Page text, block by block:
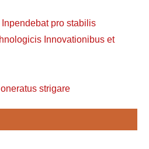
pro stabilis
Innovationibus et
strigare